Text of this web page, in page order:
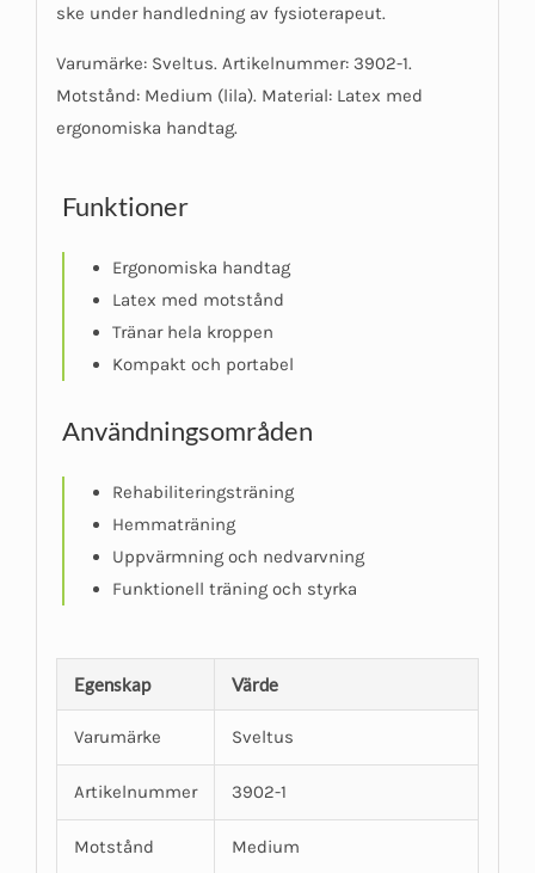
ske under handledning av fysioterapeut.
Varumärke: Sveltus. Artikelnummer: 3902-1.
Motstånd: Medium (lila). Material: Latex med
ergonomiska handtag.
Funktioner
Ergonomiska handtag
Latex med motstånd
Tränar hela kroppen
Kompakt och portabel
Användningsområden
Rehabiliteringsträning
Hemmaträning
Uppvärmning och nedvarvning
Funktionell träning och styrka
Egenskap Värde
Varumärke Sveltus
Artikelnummer 3902-1
Motstånd Medium